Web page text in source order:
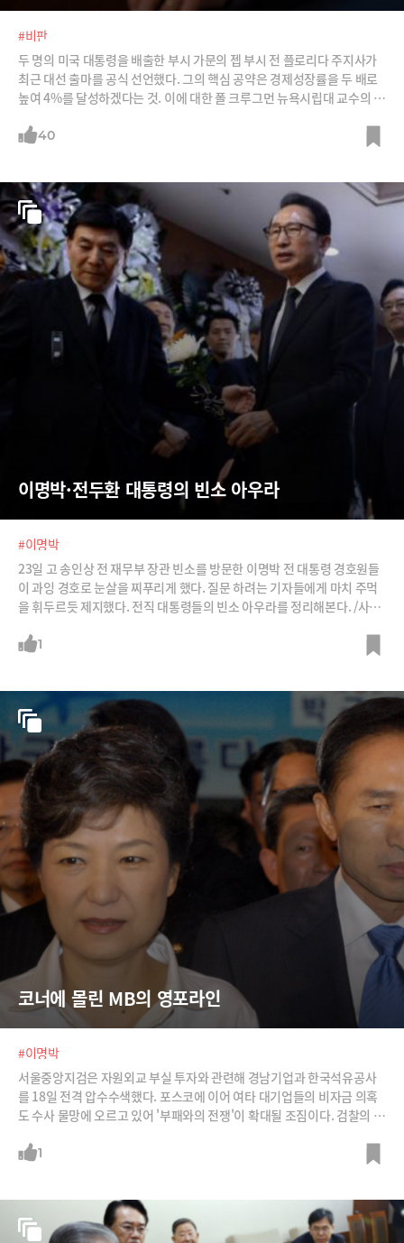
#비판
두 명의 미국 대통령을 배출한 부시 가문의 젭 부시 전 플로리다 주지사가
최근 대선 출마를 공식 선언했다. 그의 핵심 공약은 경제성장률을 두 배로
높여 4%를 달성하겠다는 것. 이에 대한 폴 크루그먼 뉴욕시립대 교수의 비
되는 비판이다. /사진=Flickr, 채널4 뉴스 홈페이지, 젭 부시 트위터 캡처
40
이명박·전두환 대통령의 빈소 아우라
#이명박
23일 고 송인상 전 재무부 장관 빈소를 방문한 이명박 전 대통령 경호원들
이 과잉 경호로 눈살을 찌푸리게 했다. 질문 하려는 기자들에게 마치 주먹
을 휘두르듯 제지했다. 전직 대통령들의 빈소 아우라를 정리해본다. /사진
1
코너에 몰린 MB의 영포라인
#이명박
서울중앙지검은 자원외교 부실 투자와 관련해 경남기업과 한국석유공사
를 18일 전격 압수수색했다. 포스코에 이어 여타 대기업들의 비자금 의혹
도 수사 물망에 오르고 있어 '부패와의 전쟁'이 확대될 조짐이다. 검찰의 목
진=뉴시스, 뉴스1
1